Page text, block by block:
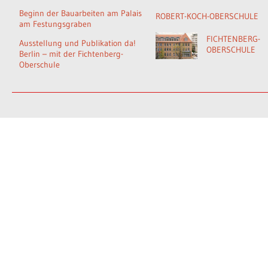
Beginn der Bauarbeiten am Palais
am Festungsgraben
Ausstellung und Publikation da!
Berlin – mit der Fichtenberg-
Oberschule
ROBERT-KOCH-OBERSCHULE
FICHTENBERG-
OBERSCHULE